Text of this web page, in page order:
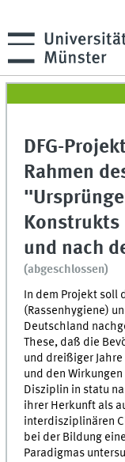
DFG-
Rahmen
Konstrukts
und nach
(abgeschlossen)
In dem Projekt soll
(Rassenhygiene)
Deutschland
These, daß die
und dreißiger Jahre
und den
Disziplin in statu
ihrer Herkunft als
interdisziplinären
bei der Bildung
Paradigmas